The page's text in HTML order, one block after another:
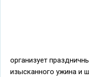
организует
изысканного ужина и